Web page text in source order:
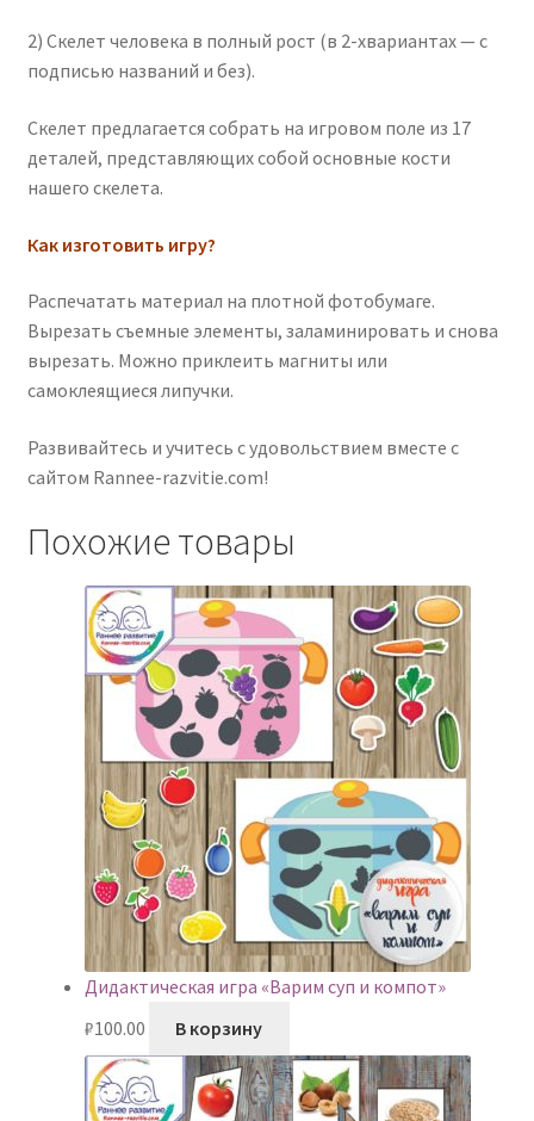
2) Скелет человека в полный рост (в 2-хвариантах — с
подписью названий и без).
Скелет предлагается собрать на игровом поле из 17
деталей, представляющих собой основные кости
нашего скелета.
Как изготовить игру?
Распечатать материал на плотной фотобумаге.
Вырезать съемные элементы, заламинировать и снова
вырезать. Можно приклеить магниты или
самоклеящиеся липучки.
Развивайтесь и учитесь с удовольствием вместе с
сайтом Rannee-razvitie.com!
Похожие товары
Дидактическая игра «Варим суп и компот»
₽100.00 В корзину